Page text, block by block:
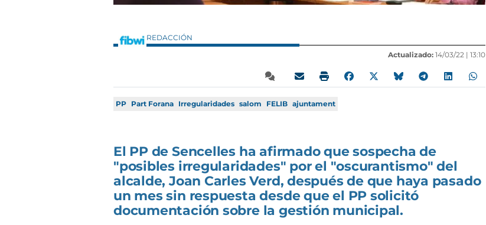
REDACCIÓN
Actualizado: 14/03/22 | 13:10
PP Part Forana Irregularidades salom FELIB ajuntament
El PP de Sencelles ha afirmado que sospecha de
"posibles irregularidades" por el "oscurantismo" del
alcalde, Joan Carles Verd, después de que haya pasado
un mes sin respuesta desde que el PP solicitó
documentación sobre la gestión municipal.